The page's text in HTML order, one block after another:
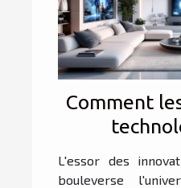
Comment
L'essor des
bouleverse